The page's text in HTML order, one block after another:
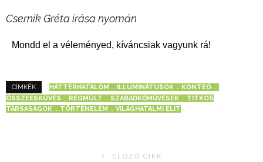
Csernik Gréta írása nyomán
Mondd el a véleményed, kíváncsiak vagyunk rá!
CÍMKÉK HÁTTÉRHATALOM ILLUMINÁTUSOK
KONTEÓ
ÖSSZEESKÜVÉS
RÉGMÚLT SZABADKŐMŰVESEK
TITKOS
TÁRSASÁGOK
TÖRTÉNELEM VILÁGHATALMI ELIT
ELŐZŐ CIKK